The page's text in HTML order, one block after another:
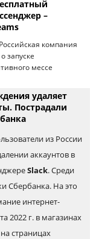
–
компания
запуске
мессе
удаляет
Пострадали
из России
аккаунтов в
Slack. Среди
Сбербанка. На это
интернет-
2022 г. в магазинах
страницах